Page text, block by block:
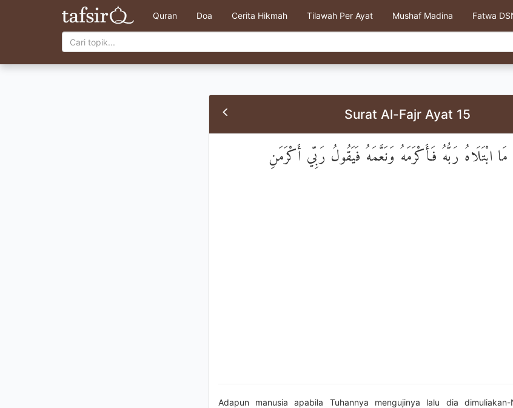
Quran Doa Cerita Hikmah Tilawah Per Ayat Mushaf Madina Fatwa
Surat Al-Fajr Ayat 15
مَا ابْتَلَاهُ رَبُّهُ فَأَكْرَمَهُ وَنَعَّمَهُ فَيَقُولُ رَبِّي أَكْرَمَنِ
Adapun manusia apabila Tuhannya mengujinya lalu dia